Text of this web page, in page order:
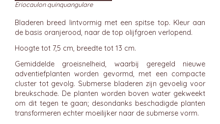
Eriocaulon quinquangulare
Bladeren breed lintvormig met een spitse top. Kleur aan
de basis oranjerood, naar de top olijfgroen verlopend.
Hoogte tot 7,5 cm, breedte tot 13 cm.
Gemiddelde groeisnelheid, waarbij geregeld nieuwe
adventiefplanten worden gevormd, met een compacte
cluster tot gevolg. Submerse bladeren zijn gevoelig voor
breukschade. De planten worden boven water gekweekt
om dit tegen te gaan; desondanks beschadigde planten
transformeren echter moeilijker naar de submerse vorm.